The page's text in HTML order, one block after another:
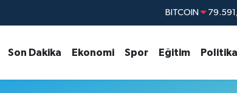
BITCOIN
EURO
STERLİN
Son Dakika Ekonomi Spor Eğitim Politika